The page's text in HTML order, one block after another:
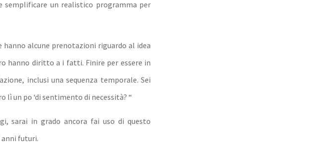
semplificare un realistico programma per
hanno alcune prenotazioni riguardo al idea
hanno diritto a i fatti. Finire per essere in
inclusi una sequenza temporale. Sei
un po ‘di sentimento di necessità? “
sarai in grado ancora fai uso di questo
futuri.